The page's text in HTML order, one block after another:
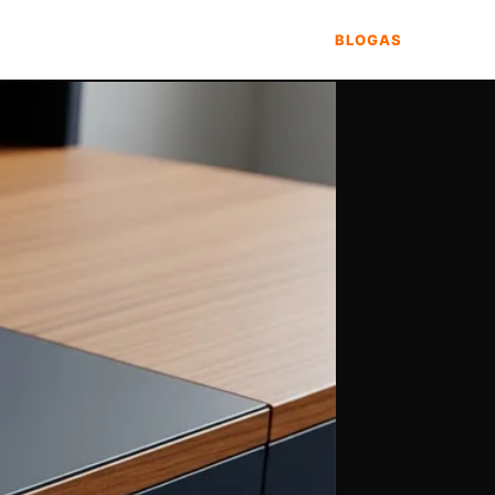
BLOGAS